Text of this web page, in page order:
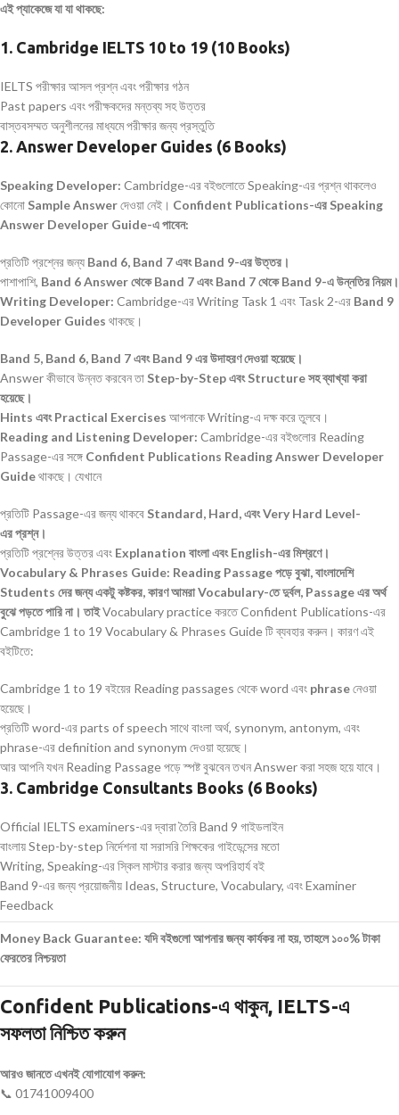
এই প্যাকেজে যা যা থাকছে:
1. Cambridge IELTS 10 to 19 (10 Books)
IELTS পরীক্ষার আসল প্রশ্ন এবং পরীক্ষার গঠন
Past papers এবং পরীক্ষকদের মন্তব্য সহ উত্তর
বাস্তবসম্মত অনুশীলনের মাধ্যমে পরীক্ষার জন্য প্রস্তুতি
2. Answer Developer Guides (6 Books)
Speaking Developer: Cambridge-এর বইগুলোতে Speaking-এর প্রশ্ন থাকলেও
কোনো Sample Answerদেওয়া নেই। Confident Publications-এর Speaking
Answer Developer Guide-এ পাবেন:
প্রতিটি প্রশ্নের জন্য Band 6, Band 7এবং Band 9-এর উত্তর।
পাশাপাশি, Band 6 Answerথেকে Band 7এবং Band 7থেকে Band 9-এ উন্নতির নিয়ম।
Writing Developer: Cambridge-এর Writing Task 1 এবং Task 2-এর Band 9
Developer Guides থাকছে।
Band 5, Band 6, Band 7এবং Band 9এর উদাহরণ দেওয়া হয়েছে।
Answer কীভাবে উন্নত করবেন তা Step-by-Stepএবং Structureসহ ব্যাখ্যা করা
হয়েছে।
Hints এবং Practical Exercises আপনাকে Writing-এ দক্ষ করে তুলবে।
Reading and Listening Developer: Cambridge-এর বইগুলোর Reading
Passage-এর সঙ্গে Confident Publications Reading Answer Developer
Guideথাকছে। যেখানে
প্রতিটি Passage-এর জন্য থাকবে Standard, Hard,এবং Very Hard Level-
এরপ্রশ্ন।
প্রতিটি প্রশ্নের উত্তর এবং Explanation বাংলাএবং English-এর মিশ্রণে।
Vocabulary & Phrases Guide: Reading Passage পড়ে বুঝা, বাংলাদেশি
Students দের জন্য একটু কষ্টকর, কারণ আমরাVocabulary-তে দুর্বল, Passageএর অর্থ
বুঝে পড়তে পারি না। তাইVocabulary practice করতে Confident Publications-এর
Cambridge 1 to 19 Vocabulary & Phrases Guide টি ব্যবহার করুন। কারণ এই
বইটিতে:
Cambridge 1 to 19 বইয়ের Reading passages থেকে word এবং phraseনেওয়া
হয়েছে।
প্রতিটি word-এর parts of speech সাথে বাংলা অর্থ, synonym, antonym, এবং
phrase-এর definition and synonym দেওয়া হয়েছে।
আর আপনি যখন Reading Passage পড়ে স্পষ্ট বুঝবেন তখন Answer করা সহজ হয়ে যাবে।
3. Cambridge Consultants Books (6 Books)
Official IELTS examiners-এর দ্বারা তৈরি Band 9 গাইডলাইন
বাংলায় Step-by-step নির্দেশনা যা সরাসরি শিক্ষকের গাইডেন্সের মতো
Writing, Speaking-এর স্কিল মাস্টার করার জন্য অপরিহার্য বই
Band 9-এর জন্য প্রয়োজনীয় Ideas, Structure, Vocabulary, এবং Examiner
Feedback
Money Back Guarantee: যদি বইগুলো আপনার জন্য কার্যকর না হয়, তাহলে ১০০% টাকা
ফেরতের নিশ্চয়তা
Confident Publications-এ থাকুন, IELTS-এ
সফলতা নিশ্চিত করুন
আরও জানতে এখনই যোগাযোগ করুন:
📞 01741009400